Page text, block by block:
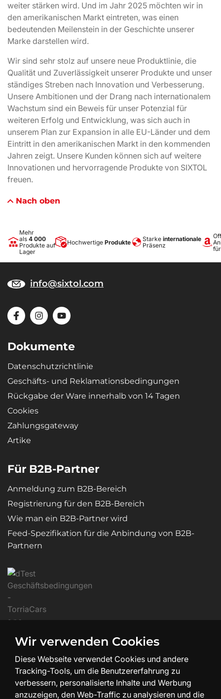
weiter stärken wird. Und im Jahr 2025 möchten wir in
den amerikanischen Markt eintreten, was einen
bedeutenden Meilenstein in der Geschichte unserer
Marke darstellen wird.
Wir sind sehr stolz auf unsere neue Produktlinie, die
Qualität und Zuverlässigkeit unserer Produkte und unser
ständiges Streben nach Innovation und Verbesserung.
Unsere Ambitionen und der Drang nach internationalem
Wachstum sind ein Beweis für unser Potenzial für
weiteren Erfolg und Entwicklung, was sich auch in
unserem Plan zur Expansion in alle EU-Länder und dem
Eintritt in den amerikanischen Markt in den kommenden
Jahren zeigt. Unsere Kunden können sich auf weitere
Innovationen und hervorragende Produkte von SIXTOL
freuen.
Nach oben
Mehr
als 4 000
Produkte auf
Lager
Hochwertige Produkte Starke internationale
Präsenz
info@sixtol.com
Dokumente
Datenschutzrichtlinie
Geschäfts- und Reklamationsbedingungen
Rückgabe der Ware innerhalb von 14 Tagen
Cookies
Zahlungsgateway
Artike
Für B2B-Partner
Anmeldung zum B2B-Bereich
Registrierung für den B2B-Bereich
Wie man ein B2B-Partner wird
Feed-Spezifikation für die Anbindung von B2B-
Partnern
Wir verwenden Cookies
Diese Webseite verwendet Cookies und andere
Tracking-Tools, um die Benutzererfahrung zu
verbessern, personalisierte Inhalte und Werbung
anzuzeigen, den Web-Traffic zu analysieren und die